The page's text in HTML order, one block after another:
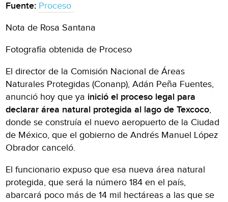
Fuente: Proceso
Nota de Rosa Santana
Fotografía obtenida de Proceso
El director de la Comisión Nacional de Áreas
Naturales Protegidas (Conanp), Adán Peña Fuentes,
anunció hoy que ya inició el proceso legal para
declarar área natural protegida al lago de Texcoco,
donde se construía el nuevo aeropuerto de la Ciudad
de México, que el gobierno de Andrés Manuel López
Obrador canceló.
El funcionario expuso que esa nueva área natural
protegida, que será la número 184 en el país,
abarcará poco más de 14 mil hectáreas a las que se